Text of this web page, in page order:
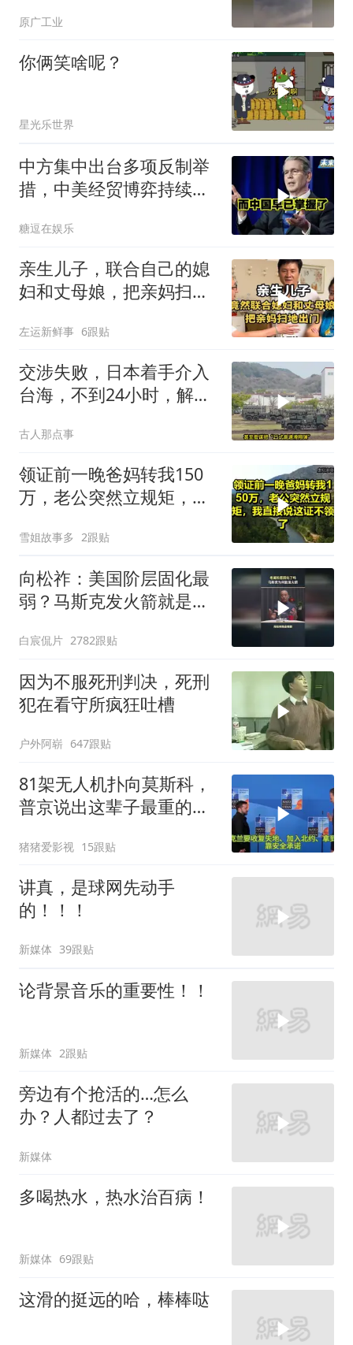
原广工业
你俩笑啥呢？
星光乐世界
中方集中出台多项反制举
措，中美经贸博弈持续升
糖逗在娱乐
亲生儿子，联合自己的媳
妇和丈母娘，把亲妈扫地
左运新鲜事 6跟贴
交涉失败，日本着手介入
台海，不到24小时，解放
古人那点事
领证前一晚爸妈转我150
万，老公突然立规矩，我
雪姐故事多 2跟贴
向松祚：美国阶层固化最
弱？马斯克发火箭就是答
白宸侃片 2782跟贴
因为不服死刑判决，死刑
犯在看守所疯狂吐槽
户外阿崭 647跟贴
81架无人机扑向莫斯科，
普京说出这辈子最重的一
猪猪爱影视 15跟贴
讲真，是球网先动手
的！！！
新媒体 39跟贴
论背景音乐的重要性！！
新媒体 2跟贴
旁边有个抢活的…怎么
办？人都过去了？
新媒体
多喝热水，热水治百病！
新媒体 69跟贴
这滑的挺远的哈，棒棒哒